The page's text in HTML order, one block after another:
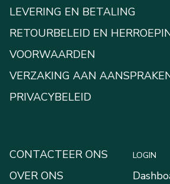
LEVERING EN BETALING
RETOURBELEID EN
VOORWAARDEN
VERZAKING AAN
PRIVACYBELEID
CONTACTEER ONS
OVER ONS
LOGIN